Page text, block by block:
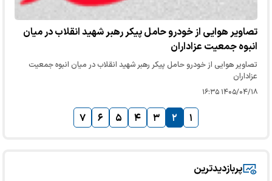
تصاویر هوایی از خودرو حامل پیکر رهبر شهید انقلاب در میان
انبوه جمعیت عزاداران
تصاویر هوایی از خودرو حامل پیکر رهبر شهید انقلاب در میان انبوه جمعیت
عزاداران
۱۴۰۵/۰۴/۱۸ ۱۶:۳۵
۱ ۲ ۳ ۴ ۵ ۶ ۷
پربازدیدترین